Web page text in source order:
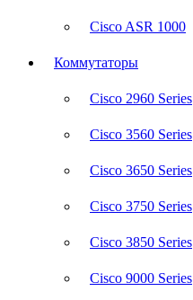
Cisco ASR 1000
Коммутаторы
Cisco 2960 Series
Cisco 3560 Series
Cisco 3650 Series
Cisco 3750 Series
Cisco 3850 Series
Cisco 9000 Series